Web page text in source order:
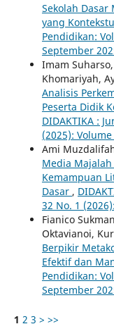
Sekolah Dasar
yang
Pendidikan:
September
Imam
Khomariyah,
Analisis
Peserta Didik
DIDAKTIKA :
(2025):
Ami
Media
Kemampuan
Dasar ,
32 No. 1
Fianico
Oktavianoi,
Berpikir
Efektif dan
Pendidikan:
September
1 2 3 > >>